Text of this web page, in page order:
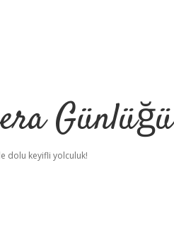
Günlüğü
dolu keyifli yolculuk!